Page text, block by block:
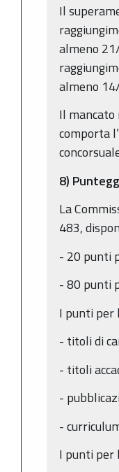
Il
almeno
almeno
Il
comporta
8)
La
483,
- 20 punti
- 80 punti
I punti per
- titoli di
- titoli
-
-
I punti per